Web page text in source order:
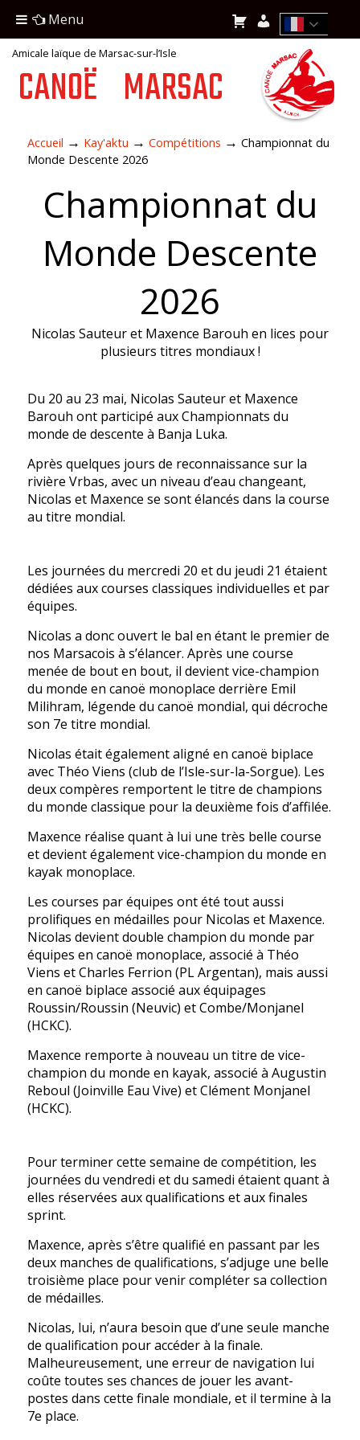
Amicale laïque de Marsac-sur-l’Isle
CANOË MARSAC
Accueil → Kay'aktu → Compétitions → Championnat du
Monde Descente 2026
Championnat du
Monde Descente
2026
Nicolas Sauteur et Maxence Barouh en lices pour
plusieurs titres mondiaux !
Du 20 au 23 mai, Nicolas Sauteur et Maxence
Barouh ont participé aux Championnats du
monde de descente à Banja Luka.
Après quelques jours de reconnaissance sur la
rivière Vrbas, avec un niveau d’eau changeant,
Nicolas et Maxence se sont élancés dans la course
au titre mondial.
Les journées du mercredi 20 et du jeudi 21 étaient
dédiées aux courses classiques individuelles et par
équipes.
Nicolas a donc ouvert le bal en étant le premier de
nos Marsacois à s’élancer. Après une course
menée de bout en bout, il devient vice-champion
du monde en canoë monoplace derrière Emil
Milihram, légende du canoë mondial, qui décroche
son 7e titre mondial.
Nicolas était également aligné en canoë biplace
avec Théo Viens (club de l’Isle-sur-la-Sorgue). Les
deux compères remportent le titre de champions
du monde classique pour la deuxième fois d’affilée.
Maxence réalise quant à lui une très belle course
et devient également vice-champion du monde en
kayak monoplace.
Les courses par équipes ont été tout aussi
prolifiques en médailles pour Nicolas et Maxence.
Nicolas devient double champion du monde par
équipes en canoë monoplace, associé à Théo
Viens et Charles Ferrion (PL Argentan), mais aussi
en canoë biplace associé aux équipages
Roussin/Roussin (Neuvic) et Combe/Monjanel
(HCKC).
Maxence remporte à nouveau un titre de vice-
champion du monde en kayak, associé à Augustin
Reboul (Joinville Eau Vive) et Clément Monjanel
(HCKC).
Pour terminer cette semaine de compétition, les
journées du vendredi et du samedi étaient quant à
elles réservées aux qualifications et aux finales
sprint.
Maxence, après s’être qualifié en passant par les
deux manches de qualifications, s’adjuge une belle
troisième place pour venir compléter sa collection
de médailles.
Nicolas, lui, n’aura besoin que d’une seule manche
de qualification pour accéder à la finale.
Malheureusement, une erreur de navigation lui
coûte toutes ses chances de jouer les avant-
postes dans cette finale mondiale, et il termine à la
7e place.
Menu